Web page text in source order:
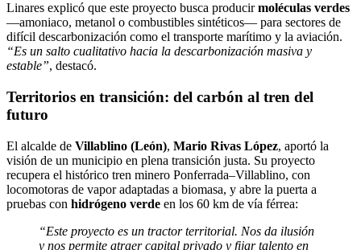
Linares explicó que este proyecto busca producirmoléculas verdes
—amoniaco, metanol o combustibles sintéticos— para sectores de
difícil descarbonización como el transporte marítimo y la aviación.
“Es un salto cualitativo hacia la descarbonización masiva y
estable”, destacó.
Territorios en transición: del carbón al tren del
futuro
El alcalde de Villablino (León), Mario Rivas López, aportó la
visión de un municipio en plena transición justa. Su proyecto
recupera el histórico tren minero Ponferrada–Villablino, con
locomotoras de vapor adaptadas a biomasa, y abre la puerta a
pruebas con hidrógeno verde en los 60 km de vía férrea:
“Este proyecto es un tractor territorial. Nos da ilusión
y nos permite atraer capital privado y fijar talento en